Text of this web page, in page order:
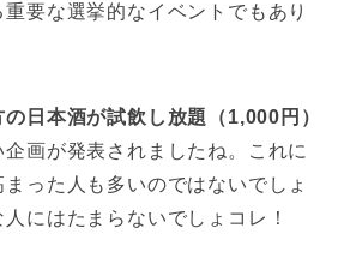
要な選挙的なイベントでもあり
の日本酒が試飲し放題（1,000円）
画が発表されましたね。これに
った人も多いのではないでしょ
にはたまらないでしょコレ！